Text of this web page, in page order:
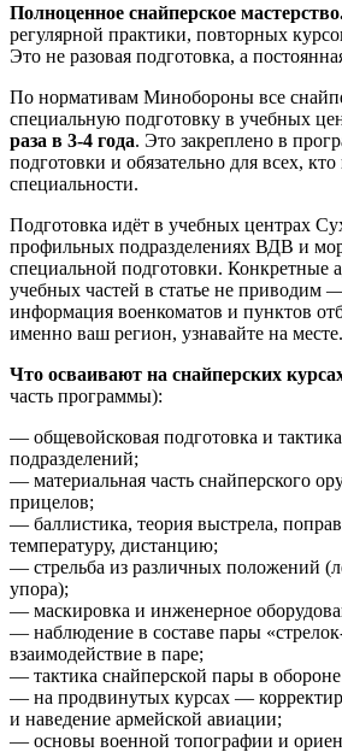
Полноценное снайперское
регулярной практики, повторных
Это не разовая подготовка, а
По нормативам Минобороны все
специальную подготовку в учебных
раза в 3-4 года. Это закреплено в
подготовки и обязательно для всех,
специальности.
Подготовка идёт в учебных центрах
профильных подразделениях ВДВ и
специальной подготовки. Конкретные
учебных частей в статье не приводим
информация военкоматов и пунктов
именно ваш регион, узнавайте на месте.
Что осваивают на снайперских
часть программы):
— общевойсковая подготовка и
подразделений;
— материальная часть снайперского
прицелов;
— баллистика, теория выстрела,
температуру, дистанцию;
— стрельба из различных положений
упора);
— маскировка и инженерное
— наблюдение в составе пары
взаимодействие в паре;
— тактика снайперской пары в
— на продвинутых курсах —
и наведение армейской авиации;
— основы военной топографии и